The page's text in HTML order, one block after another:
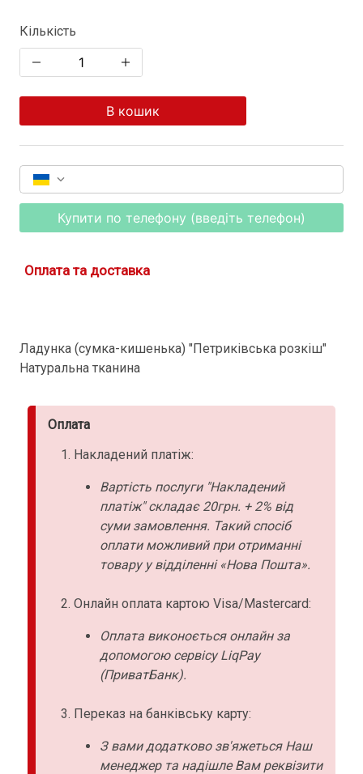
Кількість
В кошик
Купити по телефону (введіть телефон)
Оплата та доставка
Ладунка (сумка-кишенька) "Петриківська розкіш"
Натуральна тканина
Оплата
Накладений платіж:
Вартість послуги "Накладений
платіж" складає 20грн. + 2% від
суми замовлення. Такий спосіб
оплати можливий при отриманні
товару у відділенні «Нова Пошта».
Онлайн оплата картою Visa/Mastercard:
Оплата виконоється онлайн за
допомогою сервісу LiqPay
(ПриватБанк).
Переказ на банківську карту:
З вами додатково зв'яжеться Наш
менеджер та надішле Вам реквізити